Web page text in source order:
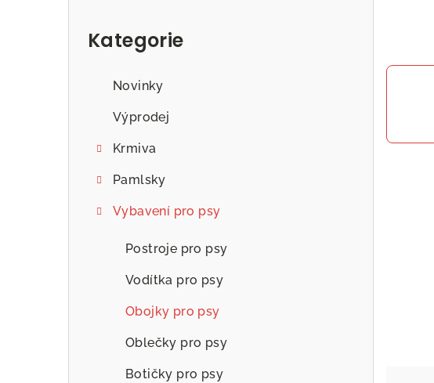
Kategorie
Novinky
Výprodej
Krmiva
Pamlsky
Vybavení pro psy
Postroje pro psy
Vodítka pro psy
Obojky pro psy
Oblečky pro psy
Botičky pro psy